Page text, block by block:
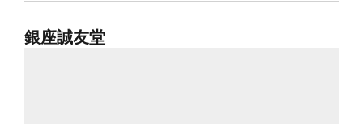
銀座誠友堂